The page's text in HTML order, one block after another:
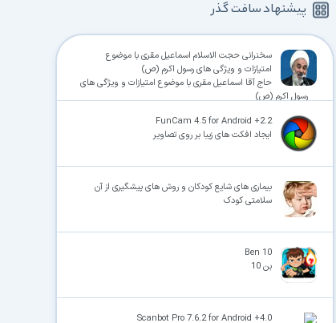
پیشنهاد سافت گذر
سخنرانی حجت الاسلام اسماعیل مقری با موضوع
امتیازات و ویژگی های رسول اکرم (ص)
حاج آقا اسماعیل مقری با موضوع امتیازات و ویژگی های
رسول اکرم (ص)
FunCam 4.5 for Android +2.2
ایجاد افکت های زیبا بر روی تصاویر
بیماری های شایع کودکان و روش های پیشگیری از آن
سلامتی کودک
Ben 10
بن 10
Scanbot Pro 7.6.2 for Android +4.0